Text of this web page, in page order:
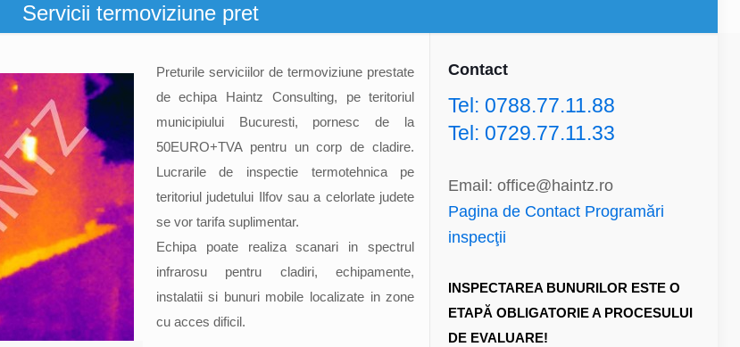
Servicii termoviziune pret
Preturile serviciilor de termoviziune prestate
de echipa Haintz Consulting, pe teritoriul
municipiului Bucuresti, pornesc de la
50EURO+TVA pentru un corp de cladire.
Lucrarile de inspectie termotehnica pe
teritoriul judetului Ilfov sau a celorlate judete
se vor tarifa suplimentar.
Echipa poate realiza scanari in spectrul
infrarosu pentru cladiri, echipamente,
instalatii si bunuri mobile localizate in zone
cu acces dificil.
Contact
Tel: 0788.77.11.88
Tel: 0729.77.11.33
Email: office@haintz.ro
Pagina de Contact Programări
inspecţii
INSPECTAREA BUNURILOR ESTE O
ETAPĂ OBLIGATORIE A PROCESULUI
DE EVALUARE!